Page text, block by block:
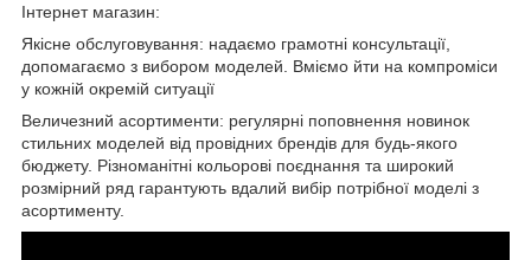
Інтернет магазин:
Якісне обслуговування: надаємо грамотні консультації,
допомагаємо з вибором моделей. Вміємо йти на компроміси
у кожній окремій ситуації
Величезний асортименти: регулярні поповнення новинок
стильних моделей від провідних брендів для будь-якого
бюджету. Різноманітні кольорові поєднання та широкий
розмірний ряд гарантують вдалий вибір потрібної моделі з
асортименту.